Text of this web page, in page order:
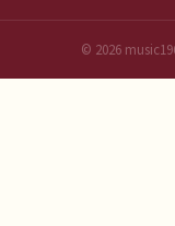
© 2026